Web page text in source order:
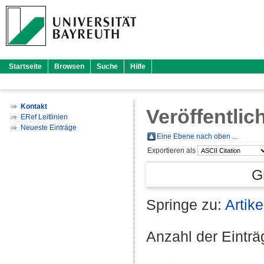
Startseite Browsen Suche Hilfe
Kontakt
ERef Leitlinien
Neueste Einträge
Eine Ebene nach oben ...
Exportieren als
Springe zu:
Anzahl der